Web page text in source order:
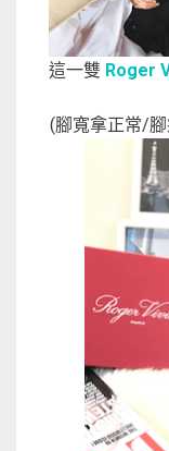
這一雙 Roger
(腳寬拿正常/